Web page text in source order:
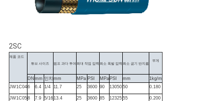
2SC
제품 코드
튜브 사이즈
펌프 과다 투여 최대 작업 압력 최소 폭발 압력 최소 굽기 반지름
무게
DN mm 인치 mm MPa PSI MPa PSI mm
1kg/m
JW1C046 6.4 1/4 11.7 25 3600 90 13050 50 0.180
JW1C058 7.9 5/1613.4 25 3600 85 12325 55 0.200